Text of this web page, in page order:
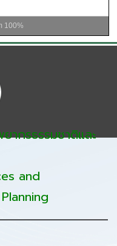
100%
ากรธรรมชาติและ
and